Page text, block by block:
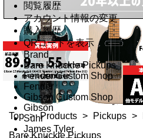
閲覧履歴
アカウント情報の変更
購入履歴
QRコードを表示
Brand
Bare Knuckle Pickups
Fender Custom Shop
Fender
Gibson Custom Shop
Gibson
Suhr
James Tyler
Top > Products > Pickups >
Bare Knuckle Pickups